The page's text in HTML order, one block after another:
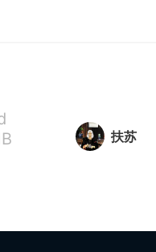
扶苏